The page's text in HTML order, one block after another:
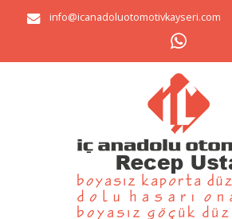
info@icanadoluotomotivkayseri.com